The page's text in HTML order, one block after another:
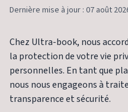
Dernière mise à jour : 07 août
Chez Ultra-book, nous
la protection de votre vie
personnelles. En tant que
nous nous engageons à
transparence et sécurité.